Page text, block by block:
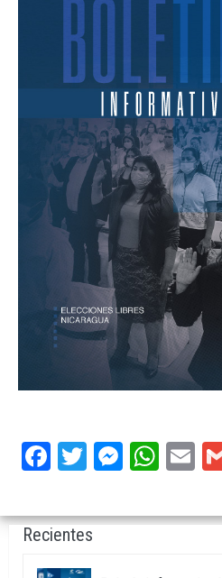
Facebook
Twitter
Recientes